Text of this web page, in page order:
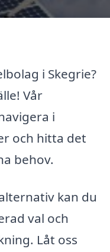
i Skegrie?
Vår
i
och hitta det
behov.
kan du
val och
Låt oss